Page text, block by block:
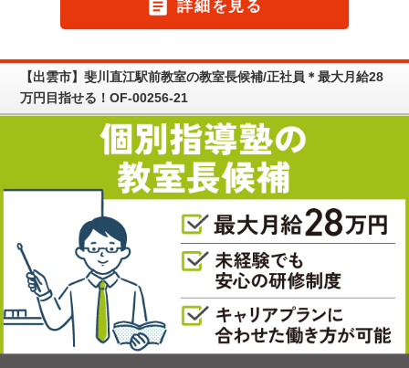
 詳細を見る
【出雲市】斐川直江駅前教室の教室長候補/正社員＊最大月給28
万円目指せる！OF-00256-21